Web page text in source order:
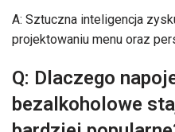
A: Sztuczna inteligencja
projektowaniu menu oraz
Q: Dlaczego
bezalkoholowe